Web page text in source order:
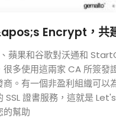
Encrypt，共
蘋果和谷歌對沃通和
很多使用這兩家 CA 所簽發
。有一個非盈利組織可以
SSL 證書服務，這就是
的幫助